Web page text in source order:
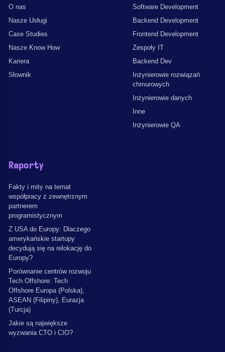
O nas
Nasze Usługi
Case Studies
Nasze Know How
Kariera
Słownik
Software Development
Backend Development
Frontend Development
Zespoły IT
Backend Dev
Inżynierowie rozwiązań
chmurowych
Inżynierowie danych
Inne
Inżynierowie QA
Raporty
Fakty i mity na temat
współpracy z zewnętrznym
partnerem
programistycznym
Z USA do Europy: Dlaczego
amerykańskie startupy
decydują się na relokację do
Europy?
Porównanie centrów rozwoju
Tech Offshore: Tech
Offshore Europa (Polska),
ASEAN (Filipiny), Eurazja
(Turcja)
Jakie są największe
wyzwania CTO i CIO?